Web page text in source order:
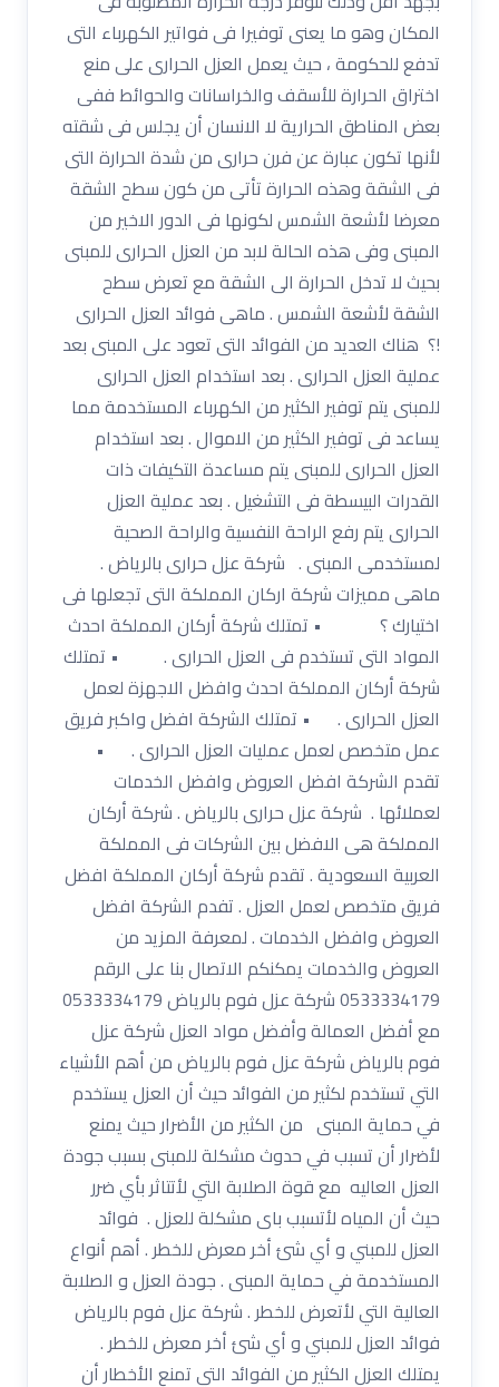
المكان وهو ما يعنى توفيرا فى فواتير الكهرباء التى
تدفع للحكومة ، حيث يعمل العزل الحرارى على منع
اختراق الحرارة للأسقف والخراسانات والحوائط ففى
بعض المناطق الحرارية لا الانسان أن يجلس فى شقته
لأنها تكون عبارة عن فرن حرارى من شدة الحرارة التى
فى الشقة وهذه الحرارة تأتى من كون سطح الشقة
معرضا لأشعة الشمس لكونها فى الدور الاخير من
المبنى وفى هذه الحالة لابد من العزل الحرارى للمبنى
بحيث لا تدخل الحرارة الى الشقة مع تعرض سطح
الشقة لأشعة الشمس . ماهى فوائد العزل الحرارى
!؟ هناك العديد من الفوائد التى تعود على المبنى بعد
عملية العزل الحرارى . بعد استخدام العزل الحرارى
للمبنى يتم توفير الكثير من الكهرباء المستخدمة مما
يساعد فى توفير الكثير من الاموال . بعد استخدام
العزل الحرارى للمبنى يتم مساعدة التكيفات ذات
القدرات البيسطة فى التشغيل . بعد عملية العزل
الحرارى يتم رفع الراحة النفسية والراحة الصحية
لمستخدمى المبنى . شركة عزل حرارى بالرياض .
ماهى مميزات شركة اركان المملكة التى تجعلها فى
اختيارك ؟ • تمتلك شركة أركان المملكة احدث
المواد التى تستخدم فى العزل الحرارى . • تمتلك
شركة أركان المملكة احدث وافضل الاجهزة لعمل
العزل الحرارى . • تمتلك الشركة افضل واكبر فريق
عمل متخصص لعمل عمليات العزل الحرارى . •
تقدم الشركة افضل العروض وافضل الخدمات
لعملائها . شركة عزل حرارى بالرياض . شركة أركان
المملكة هى الافضل بين الشركات فى المملكة
العربية السعودية . تقدم شركة أركان المملكة افضل
فريق متخصص لعمل العزل . تفدم الشركة افضل
العروض وافضل الخدمات . لمعرفة المزيد من
العروض والخدمات يمكنكم الاتصال بنا على الرقم
0533334179 شركة عزل فوم بالرياض 0533334179
مع أفضل العمالة وأفضل مواد العزل شركة عزل
فوم بالرياض شركة عزل فوم بالرياض من أهم الأشياء
التي تستخدم لكثير من الفوائد حيث أن العزل يستخدم
في حماية المبنى من الكثير من الأضرار حيث يمنع
لأضرار أن تسبب في حدوث مشكلة للمبنى بسبب جودة
العزل العاليه مع قوة الصلابة التي لأتتاثر بأي ضرر
حيث أن المياه لأتسبب باى مشكلة للعزل . فوائد
العزل للمبني و أي شئ أخر معرض للخطر . أهم أنواع
المستخدمة في حماية المبنى . جودة العزل و الصلابة
العالية التي لأتعرض للخطر . شركة عزل فوم بالرياض
فوائد العزل للمبني و أي شئ أخر معرض للخطر .
يمتلك العزل الكثير من الفوائد التي تمنع الأخطار أن